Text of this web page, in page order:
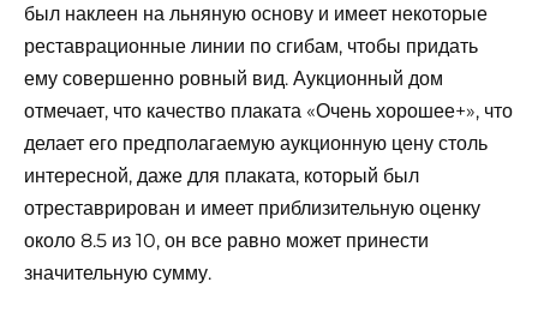
был наклеен на льняную основу и имеет некоторые
реставрационные линии по сгибам, чтобы придать
ему совершенно ровный вид. Аукционный дом
отмечает, что качество плаката «Очень хорошее+», что
делает его предполагаемую аукционную цену столь
интересной, даже для плаката, который был
отреставрирован и имеет приблизительную оценку
около 8.5 из 10, он все равно может принести
значительную сумму.